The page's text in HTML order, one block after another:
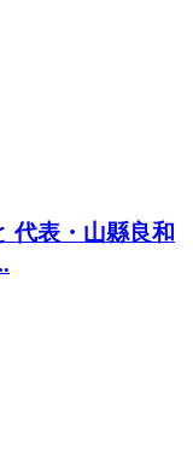
代表・山縣良和